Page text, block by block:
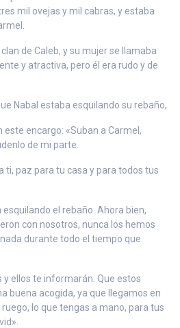
mil ovejas y mil cabras, y estaba
de Caleb, y su mujer se llamaba
y atractiva, pero él era rudo y de
Nabal estaba esquilando su rebaño,
este encargo: «Suban a Carmel,
de mi parte.
ti, paz para tu casa y para todos tus
el rebaño. Ahora bien,
con nosotros, nunca los hemos
durante todo el tiempo que
y ellos te informarán. Que estos
buena acogida, ya que llegamos en
lo que tengas a mano, para tus